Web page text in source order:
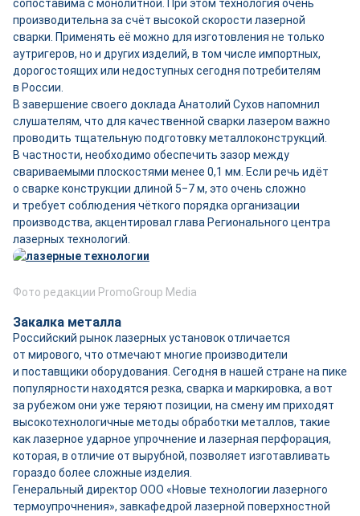
сопоставима с монолитной. При этом технология очень
производительна за счёт высокой скорости лазерной
сварки. Применять её можно для изготовления не только
аутригеров, но и других изделий, в том числе импортных,
дорогостоящих или недоступных сегодня потребителям
в России.
В завершение своего доклада Анатолий Сухов напомнил
слушателям, что для качественной сварки лазером важно
проводить тщательную подготовку металлоконструкций.
В частности, необходимо обеспечить зазор между
свариваемыми плоскостями менее 0,1 мм. Если речь идёт
о сварке конструкции длиной 5‒7 м, это очень сложно
и требует соблюдения чёткого порядка организации
производства, акцентировал глава Регионального центра
лазерных технологий.
Фото редакции PromoGroup Media
Закалка металла
Российский рынок лазерных установок отличается
от мирового, что отмечают многие производители
и поставщики оборудования. Сегодня в нашей стране на пике
популярности находятся резка, сварка и маркировка, а вот
за рубежом они уже теряют позиции, на смену им приходят
высокотехнологичные методы обработки металлов, такие
как лазерное ударное упрочнение и лазерная перфорация,
которая, в отличие от вырубной, позволяет изготавливать
гораздо более сложные изделия.
Генеральный директор ООО «Новые технологии лазерного
термоупрочнения», завкафедрой лазерной поверхностной